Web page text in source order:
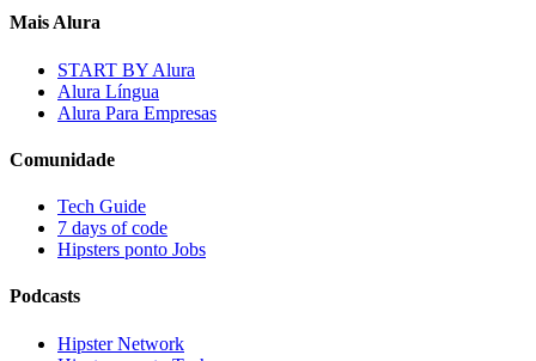
Mais Alura
START BY Alura
Alura Língua
Alura Para Empresas
Comunidade
Tech Guide
7 days of code
Hipsters ponto Jobs
Podcasts
Hipster Network